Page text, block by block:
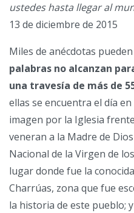
ustedes hasta llegar al
13 de diciembre de 2015
Miles de anécdotas
palabras no alcanzan
una travesía de más de
ellas se encuentra el día
imagen por la Iglesia
veneran a la Madre de
Nacional de la Virgen de
lugar donde fue la
Charrúas, zona que fue
la historia de este pueblo;